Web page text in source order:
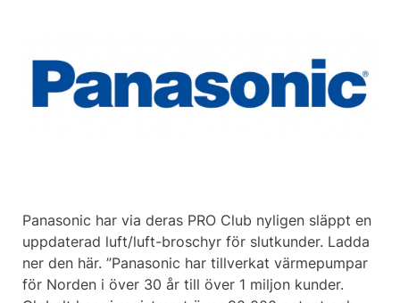
Panasonic har via deras PRO Club nyligen släppt en
uppdaterad luft/luft-broschyr för slutkunder. Ladda
ner den här. ”Panasonic har tillverkat värmepumpar
för Norden i över 30 år till över 1 miljon kunder.